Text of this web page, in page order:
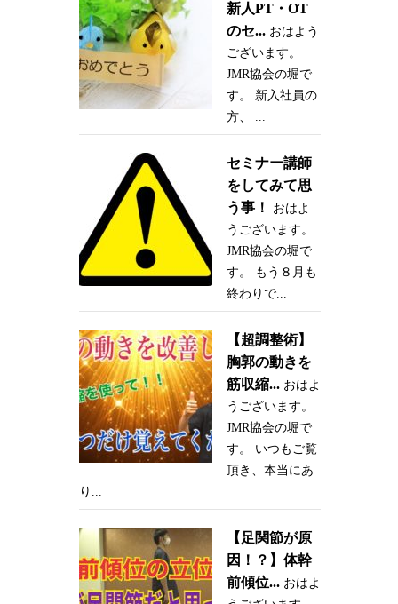
新人PT・OT
のセ... おはよう
ございます。
JMR協会の堀で
す。 新入社員の
方、 ...
セミナー講師
をしてみて思
う事！
おはよ
うございます。
JMR協会の堀で
す。 もう８月も
終わりで...
【超調整術】
胸郭の動きを
筋収縮... おはよ
うございます。
JMR協会の堀で
す。 いつもご覧
頂き、本当にあ
り...
【足関節が原
因！？】体幹
前傾位... おはよ